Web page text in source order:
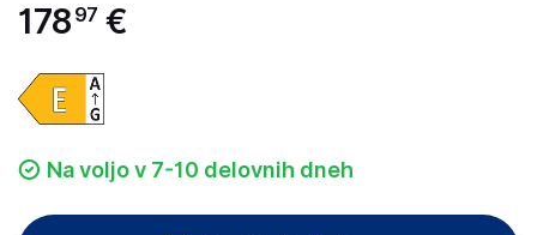
178 97 €
Na voljo v 7-10 delovnih dneh